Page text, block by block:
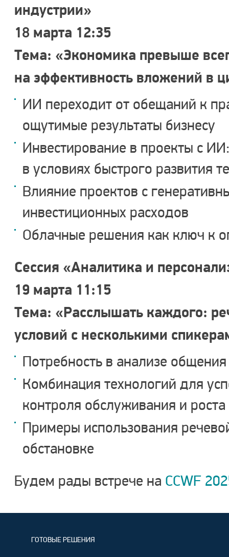
индустрии»
18 марта 12:35
Тема: «Экономика превыше
на эффективность вложений в
ИИ переходит от обещаний к
ощутимые результаты бизнесу
Инвестирование в проекты с
в условиях быстрого развития
Влияние проектов с
инвестиционных расходов
Облачные решения как ключ к
Сессия «Аналитика и
19 марта 11:15
Тема: «Расслышать каждого:
условий с несколькими
Потребность в анализе
Комбинация технологий для
контроля обслуживания и
Примеры использования
обстановке
Будем рады встрече на CCWF
ГОТОВЫЕ РЕШЕНИЯ